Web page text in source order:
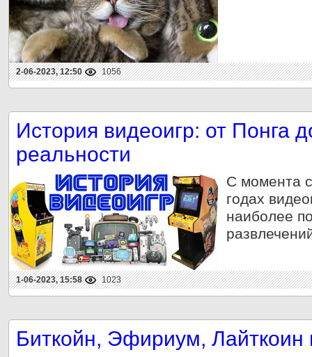
2-06-2023, 12:50 1056
История видеоигр: от Понга
реальности
С момента
годах
наиболее
1-06-2023, 15:58 1023
Биткойн, Эфириум, Лайткоин